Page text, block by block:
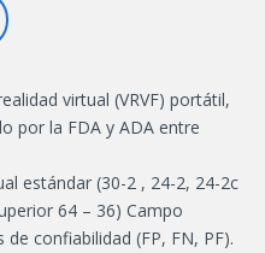
virtual (VRVF) portátil,
por la FDA y ADA entre
estándar (30-2 , 24-2, 24-2c
64 – 36) Campo
confiabilidad (FP, FN, PF).